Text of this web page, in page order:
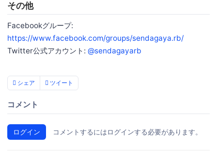
その他
Facebookグループ:
https://www.facebook.com/groups/sendagaya.rb/
Twitter公式アカウント: @sendagayarb
シェア ツイート
コメント
ログイン コメントするにはログインする必要があります。